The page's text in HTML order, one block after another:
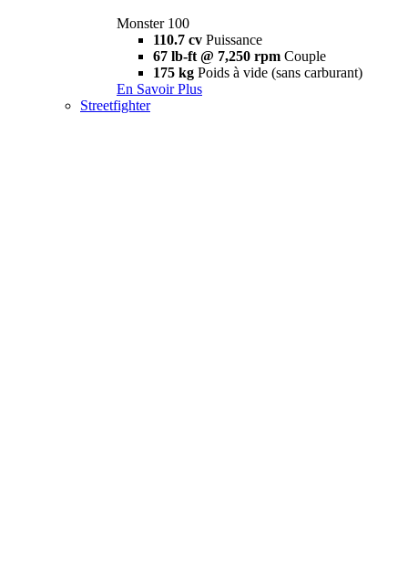
Monster 100
110.7 cv Puissance
67 lb-ft @ 7,250 rpm Couple
175 kg Poids à vide (sans carburant)
En Savoir Plus
Streetfighter